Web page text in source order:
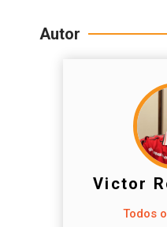
Autor
Victor
Todos